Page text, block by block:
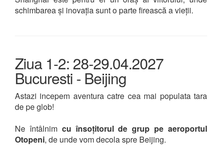
schimbarea și inovația sunt o parte firească a vieții.
Ziua 1-2: 28-29.04.2027
Bucuresti - Beijing
Astazi incepem aventura catre cea mai populata tara
de pe glob!
Ne întâlnim cu însoțitorul de grup pe aeroportul
Otopeni, de unde vom decola spre Beijing.